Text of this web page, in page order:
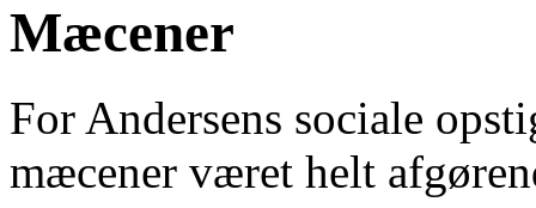
Mæcener
For Andersens sociale
mæcener været helt